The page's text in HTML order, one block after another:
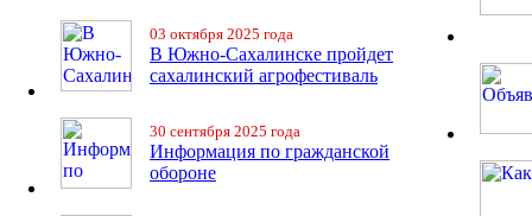
03 октября 2025 года
В Южно-Сахалинске пройдет
сахалинский агрофестиваль
30 сентября 2025 года
Информация по гражданской
обороне